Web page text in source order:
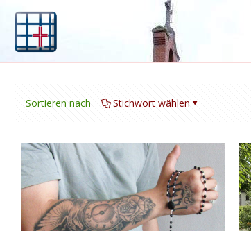
Sortieren nach Stichwort wählen